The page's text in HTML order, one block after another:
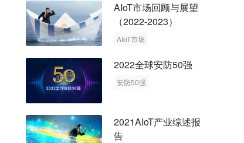
AIoT市场回顾与展望
（2022-2023）
AIoT市场
2022全球安防50强
安防50强
2021AIoT产业综述报
告